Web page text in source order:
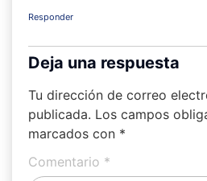
Responder
Deja una respuesta
Tu dirección de correo
publicada. Los campos
marcados con *
Comentario *